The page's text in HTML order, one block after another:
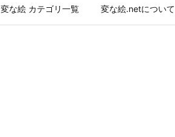
変な絵 カテゴリ一覧 変な絵.netについて